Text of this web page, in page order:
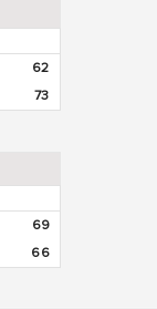
62
73
69
66